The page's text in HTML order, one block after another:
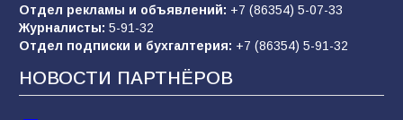
Морской квест в детском саду: как
воспитанники спасали Нептуна
74 01.08.2026
Отдел рекламы и объявлений: +7 (86354) 5-07-33
Журналисты: 5-91-32
Отдел подписки и бухгалтерия: +7 (86354) 5-91-32
НОВОСТИ ПАРТНЁРОВ